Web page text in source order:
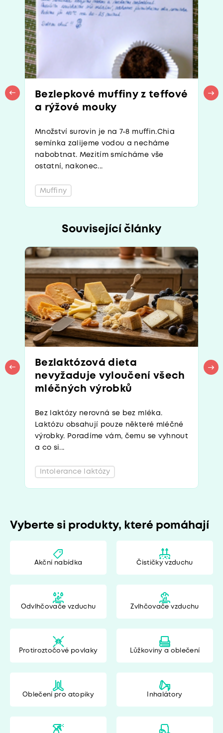
Bezlepkové muffiny z teffové
a rýžové mouky
Množství surovin je na 7-8 muffin.Chia
semínka zalijeme vodou a necháme
nabobtnat. Mezitím smícháme vše
ostatní, nakonec...
Muffiny
Související články
Bezlaktózová dieta
nevyžaduje vyloučení všech
mléčných výrobků
Bez laktózy nerovná se bez mléka.
Laktózu obsahují pouze některé mléčné
výrobky. Poradíme vám, čemu se vyhnout
a co si...
Intolerance laktózy
Vyberte si produkty, které pomáhají
Akční nabídka Čističky vzduchu
Odvlhčovače vzduchu Zvlhčovače vzduchu
Protiroztočové povlaky Lůžkoviny a oblečení
Oblečení pro atopiky Inhalátory